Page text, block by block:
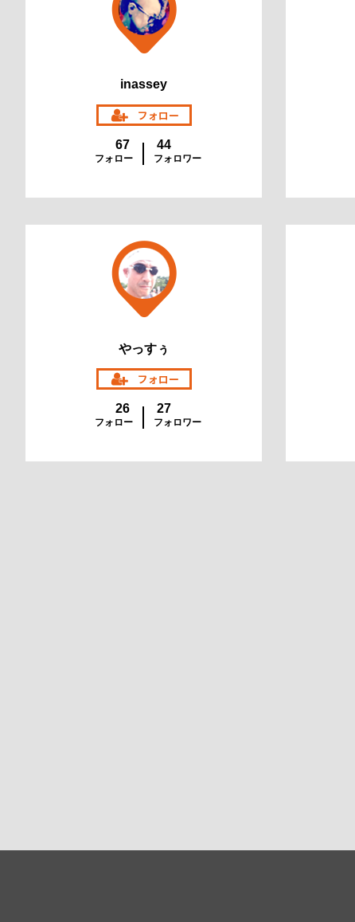
inassey
67
フォロー
44
フォロワー
やっすぅ
26
フォロー
27
フォロワー